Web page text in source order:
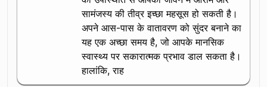
सामंजस्य की तीव्र इच्छा महसूस हो सकती है।
अपने आस-पास के वातावरण को सुंदर बनाने का
यह एक अच्छा समय है, जो आपके मानसिक
स्वास्थ्य पर सकारात्मक प्रभाव डाल सकता है।
हालांकि, राह